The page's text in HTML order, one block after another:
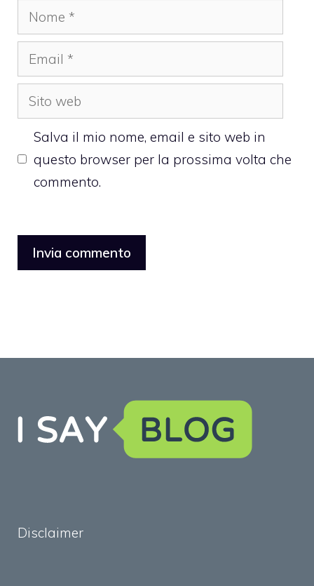
Nome
Email
Sito
web
Salva il mio nome, email e sito web in
questo browser per la prossima volta che
commento.
Disclaimer